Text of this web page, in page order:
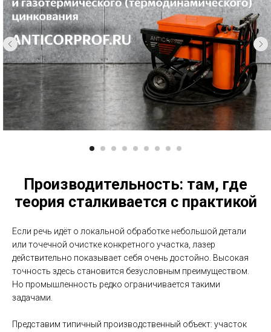
Производительность: там, где
теория сталкивается с практикой
Если речь идёт о локальной обработке небольшой детали
или точечной очистке конкретного участка, лазер
действительно показывает себя очень достойно. Высокая
точность здесь становится безусловным преимуществом.
Но промышленность редко ограничивается такими
задачами.
Представим типичный производственный объект: участок